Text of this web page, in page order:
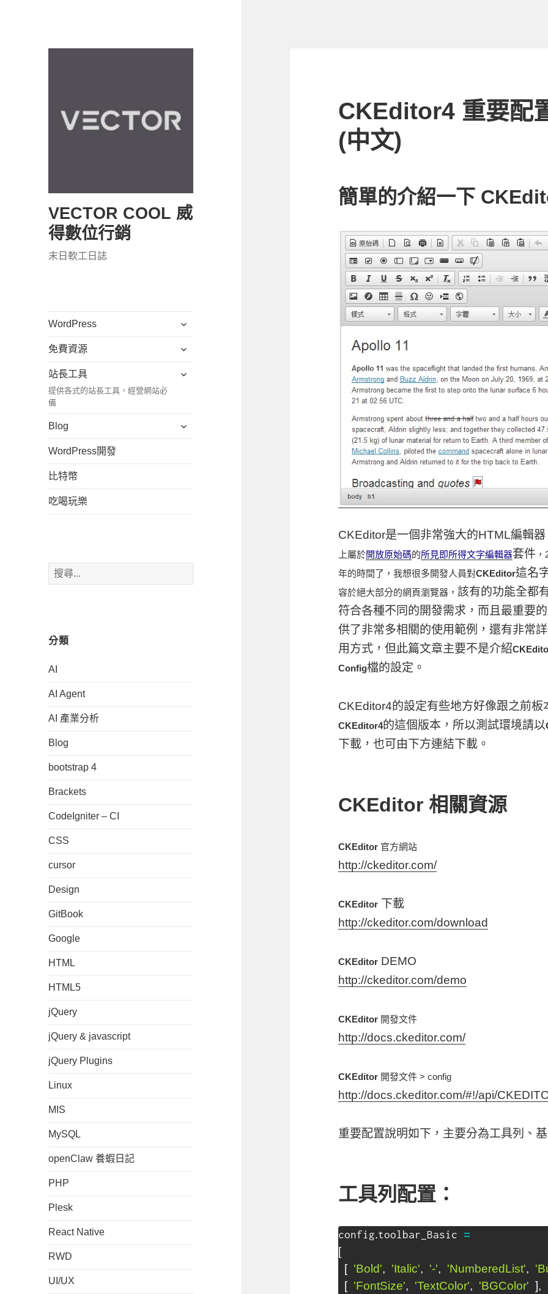
VECTOR COOL 威
得數位行銷
末日軟工日誌
WordPress
展
子
免費資源
展
子
站長工具
提供各式的站長工具，經營網站必
備
展
單
Blog
展
WordPress開發
比特幣
吃喝玩樂
搜
尋
分類
AI
AI Agent
AI 產業分析
Blog
bootstrap 4
Brackets
CodeIgniter – CI
CSS
cursor
Design
GitBook
Google
HTML
HTML5
jQuery
jQuery & javascript
jQuery Plugins
Linux
MIS
MySQL
openClaw 養蝦日記
PHP
Plesk
React Native
RWD
UI/UX
CKEditor4 重要配
(中文)
簡單的介紹一下
CKEditor是一個非常強大的HTML編輯器
上屬於開放原始碼的所見即所得文字編輯器套件
年的時間了，我想很多開發人員對CKEditor這名
容於絕大部分的網頁瀏覽器， 該有的功能全都
符合各種不同的開發需求，而且最重要
供了非常多相關的使用範例，還有非常
用方式，但此篇文章主要不是介紹
Config檔的設定。
CKEditor4的設定有些地方好像跟之前
CKEditor4的這個版本，所以測試環境請以
下載，也可由下方連結下載。
CKEditor 相關資源
CKEditor 官方網站
http://ckeditor.com/
CKEditor 下載
http://ckeditor.com/download
CKEditor DEMO
http://ckeditor.com/demo
CKEditor 開發文件
http://docs.ckeditor.com/
CKEditor 開發文件 > config
http://docs.ckeditor.com/#!/api/
重要配置說明如下，主要分為工具列、
工具列配置：
config.toolbar_Basic =
[
[ 'Bold', 'Italic', '-', 'NumberedList',
[ 'FontSize', 'TextColor', 'BGColor' ],